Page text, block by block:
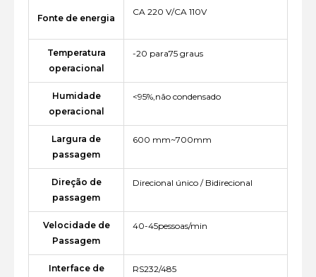
Fonte de energia
CA 220 V/CA 110V
Temperatura
operacional
-20 para75 graus
Humidade
operacional
<95%,não condensado
Largura de
passagem
600 mm~700mm
Direção de
passagem
Direcional único / Bidirecional
Velocidade de
Passagem
40-45pessoas/min
Interface de
RS232/485